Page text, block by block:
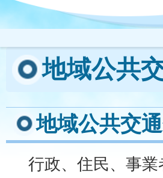
地域公共
地域公共交
行政、住民、事業